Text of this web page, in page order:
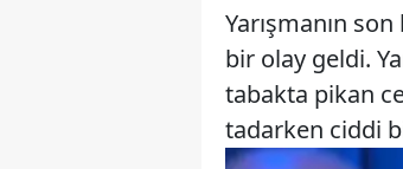
Yarışmanın
bir olay geldi.
tabakta pikan
tadarken ciddi